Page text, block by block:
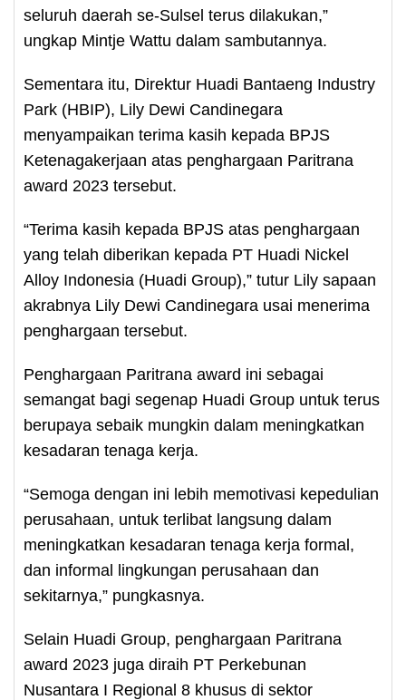
seluruh daerah se-Sulsel terus dilakukan,”
ungkap Mintje Wattu dalam sambutannya.
Sementara itu, Direktur Huadi Bantaeng Industry
Park (HBIP), Lily Dewi Candinegara
menyampaikan terima kasih kepada BPJS
Ketenagakerjaan atas penghargaan Paritrana
award 2023 tersebut.
“Terima kasih kepada BPJS atas penghargaan
yang telah diberikan kepada PT Huadi Nickel
Alloy Indonesia (Huadi Group),” tutur Lily sapaan
akrabnya Lily Dewi Candinegara usai menerima
penghargaan tersebut.
Penghargaan Paritrana award ini sebagai
semangat bagi segenap Huadi Group untuk terus
berupaya sebaik mungkin dalam meningkatkan
kesadaran tenaga kerja.
“Semoga dengan ini lebih memotivasi kepedulian
perusahaan, untuk terlibat langsung dalam
meningkatkan kesadaran tenaga kerja formal,
dan informal lingkungan perusahaan dan
sekitarnya,” pungkasnya.
Selain Huadi Group, penghargaan Paritrana
award 2023 juga diraih PT Perkebunan
Nusantara I Regional 8 khusus di sektor